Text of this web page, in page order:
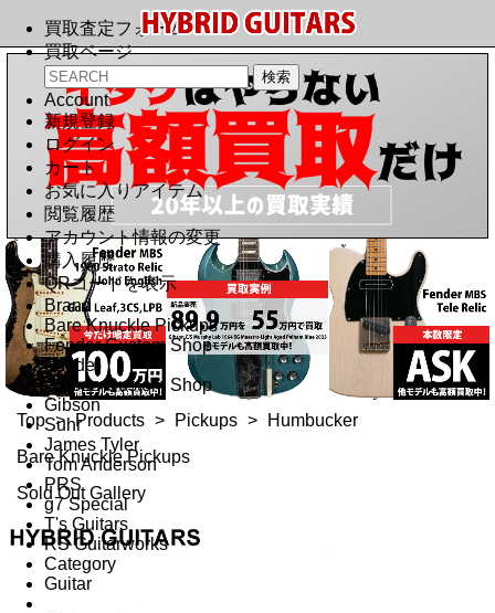
買取査定フォーム
買取ページ
Account
新規登録
ログイン
カート
お気に入りアイテム
閲覧履歴
アカウント情報の変更
購入履歴
QRコードを表示
Brand
Bare Knuckle Pickups
Fender Custom Shop
Fender
Gibson Custom Shop
Gibson
Suhr
James Tyler
Tom Anderson
PRS
g7 Special
T's Guitars
RS Guitarworks
Category
Guitar
Top > Products > Pickups >
Humbucker
Bare Knuckle Pickups
Sold Out Gallery